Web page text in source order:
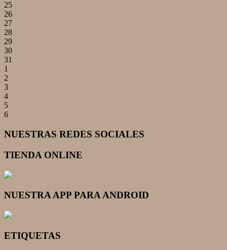
25
26
27
28
29
30
31
1
2
3
4
5
6
NUESTRAS REDES SOCIALES
TIENDA ONLINE
NUESTRA APP PARA ANDROID
ETIQUETAS